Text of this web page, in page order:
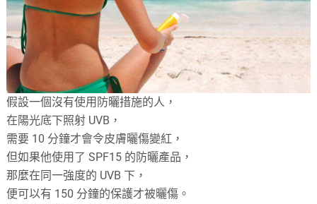
假設一個沒有使用防曬措施的人，
在陽光底下照射 UVB，
需要 10 分鐘才會令皮膚曬傷變紅，
但如果他使用了 SPF15 的防曬產品，
那麼在同一強度的 UVB 下，
便可以有 150 分鐘的保護才被曬傷。